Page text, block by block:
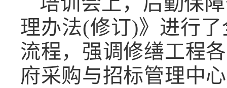
理办法(修订)》进行
流程，强调修缮工程
府采购与招标管理中